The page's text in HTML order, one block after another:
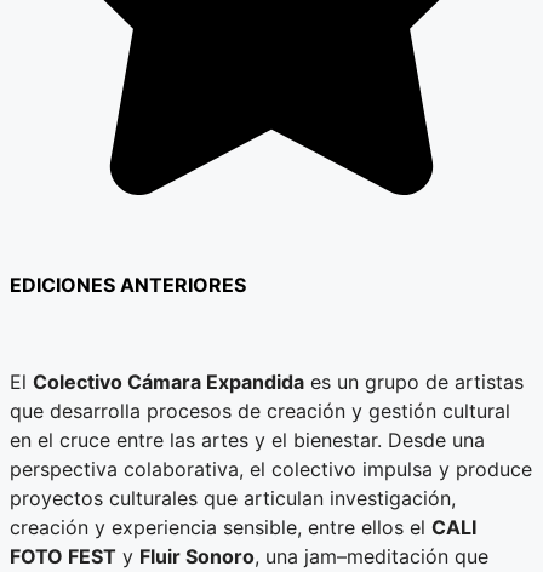
EDICIONES ANTERIORES
El Colectivo Cámara Expandida es un grupo de artistas
que desarrolla procesos de creación y gestión cultural
en el cruce entre las artes y el bienestar. Desde una
perspectiva colaborativa, el colectivo impulsa y produce
proyectos culturales que articulan investigación,
creación y experiencia sensible, entre ellos el CALI
FOTO FEST y Fluir Sonoro, una jam–meditación que